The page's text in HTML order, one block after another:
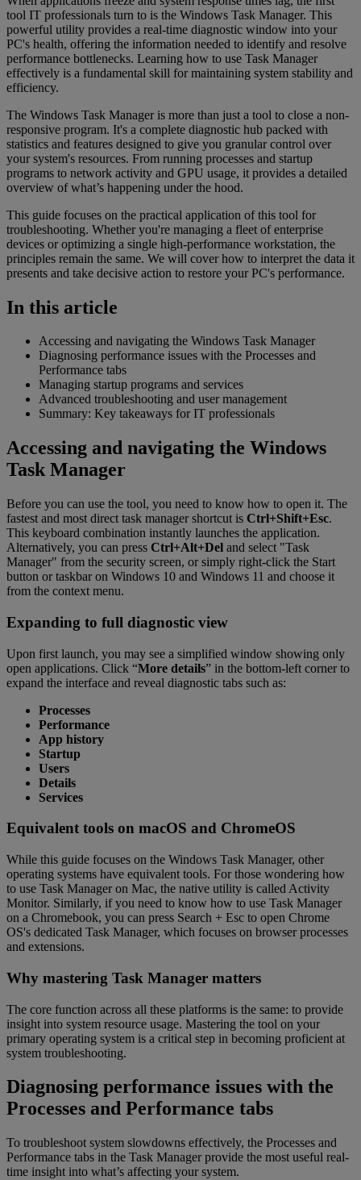
tool IT professionals turn to is the Windows Task Manager. This
powerful utility provides a real-time diagnostic window into your
PC's health, offering the information needed to identify and resolve
performance bottlenecks. Learning how to use Task Manager
effectively is a fundamental skill for maintaining system stability and
efficiency.
The Windows Task Manager is more than just a tool to close a non-
responsive program. It's a complete diagnostic hub packed with
statistics and features designed to give you granular control over
your system's resources. From running processes and startup
programs to network activity and GPU usage, it provides a detailed
overview of what’s happening under the hood.
This guide focuses on the practical application of this tool for
troubleshooting. Whether you're managing a fleet of enterprise
devices or optimizing a single high-performance workstation, the
principles remain the same. We will cover how to interpret the data it
presents and take decisive action to restore your PC's performance.
In this article
Accessing and navigating the Windows Task Manager
Diagnosing performance issues with the Processes and
Performance tabs
Managing startup programs and services
Advanced troubleshooting and user management
Summary: Key takeaways for IT professionals
Accessing and navigating the Windows
Task Manager
Before you can use the tool, you need to know how to open it. The
fastest and most direct task manager shortcut is Ctrl+Shift+Esc.
This keyboard combination instantly launches the application.
Alternatively, you can press Ctrl+Alt+Del and select "Task
Manager" from the security screen, or simply right-click the Start
button or taskbar on Windows 10 and Windows 11 and choose it
from the context menu.
Expanding to full diagnostic view
Upon first launch, you may see a simplified window showing only
open applications. Click “More details” in the bottom-left corner to
expand the interface and reveal diagnostic tabs such as:
Processes
Performance
App history
Startup
Users
Details
Services
Equivalent tools on macOS and ChromeOS
While this guide focuses on the Windows Task Manager, other
operating systems have equivalent tools. For those wondering how
to use Task Manager on Mac, the native utility is called Activity
Monitor. Similarly, if you need to know how to use Task Manager
on a Chromebook, you can press Search + Esc to open Chrome
OS's dedicated Task Manager, which focuses on browser processes
and extensions.
Why mastering Task Manager matters
The core function across all these platforms is the same: to provide
insight into system resource usage. Mastering the tool on your
primary operating system is a critical step in becoming proficient at
system troubleshooting.
Diagnosing performance issues with the
Processes and Performance tabs
To troubleshoot system slowdowns effectively, the Processes and
Performance tabs in the Task Manager provide the most useful real-
time insight into what’s affecting your system.